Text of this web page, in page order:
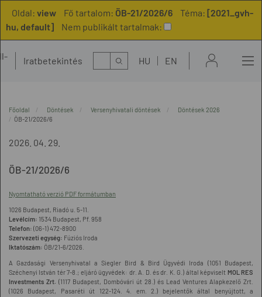
Oldal: view Fő tartalom: ÖB-21/2026/6 Téma: [2021_gvh-
hu, default]
Nem publikált tartalmak:
Iratbetekintés Kereső HU EN
Főoldal Döntések Versenyhivatali döntések
Döntések 2026
ÖB-21/2026/6
2026. 04. 29.
ÖB-21/2026/6
Nyomtatható verzió PDF formátumban
1026 Budapest, Riadó u. 5-11.
Levélcím: 1534 Budapest, Pf. 958
Telefon: (06-1) 472-8900
Szervezeti egység: Fúziós Iroda
Iktatószám: ÖB/21-6/2026.
A Gazdasági Versenyhivatal a Siegler Bird & Bird Ügyvédi Iroda (1051 Budapest,
Széchenyi István tér 7-8.; eljáró ügyvédek: dr. A. D. és dr. K. G.) által képviselt MOL RES
Investments Zrt. (1117 Budapest, Dombóvári út 28.) és Lead Ventures Alapkezelő Zrt.
(1026 Budapest, Pasaréti út 122-124. 4. em. 2.) bejelentők által benyújtott, a